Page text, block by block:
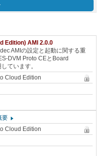
Edition) AMI 2.0.0
AMIの設定と起動に関する重
DVM Proto CEとBoard
ています。
Cloud Edition
要
Cloud Edition